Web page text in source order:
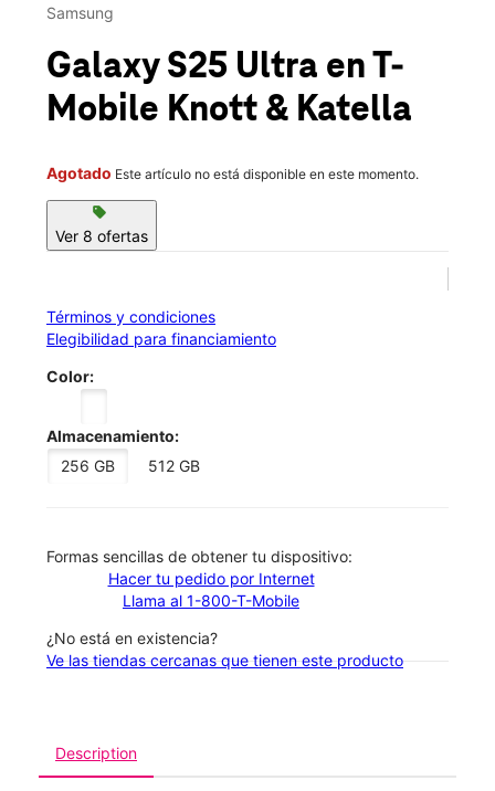
Mié.:10:00 a.m. a 8:00 p.m.
location_on
6952 Katella Ave Cypress, CA 90630
Samsung
Galaxy S25 Ultra en T-
Mobile Knott & Katella
Agotado Este artículo no está disponible en este momento.
sell
Ver 8 ofertas
Términos y condiciones
Elegibilidad para financiamiento
Color:
Almacenamiento:
256 GB
512 GB
​​​​​​​Formas sencillas de obtener tu dispositivo:
Hacer tu pedido por Internet
Llama al 1-800-T-Mobile
¿No está en existencia?
Ve las tiendas cercanas que tienen este producto
Description